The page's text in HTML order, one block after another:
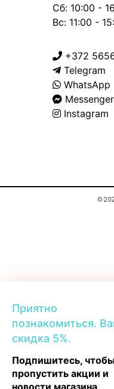
Приятно
познакомиться.
скидка 5%.
Подпишитесь,
пропустить акции и
новости магазина
Сб: 10:00 -
Вс: 11:00 -
+372
Telegram
WhatsApp
Messenger
Instagram
©